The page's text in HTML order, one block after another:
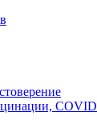
COVID